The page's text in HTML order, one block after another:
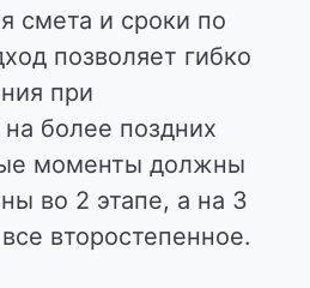
смета и сроки по
позволяет гибко
при
более поздних
моменты должны
во 2 этапе, а на 3
второстепенное.